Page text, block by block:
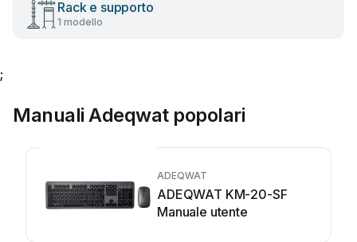
Rack e supporto
1 modello
;
Manuali Adeqwat popolari
ADEQWAT
ADEQWAT KM-20-SF
Manuale utente